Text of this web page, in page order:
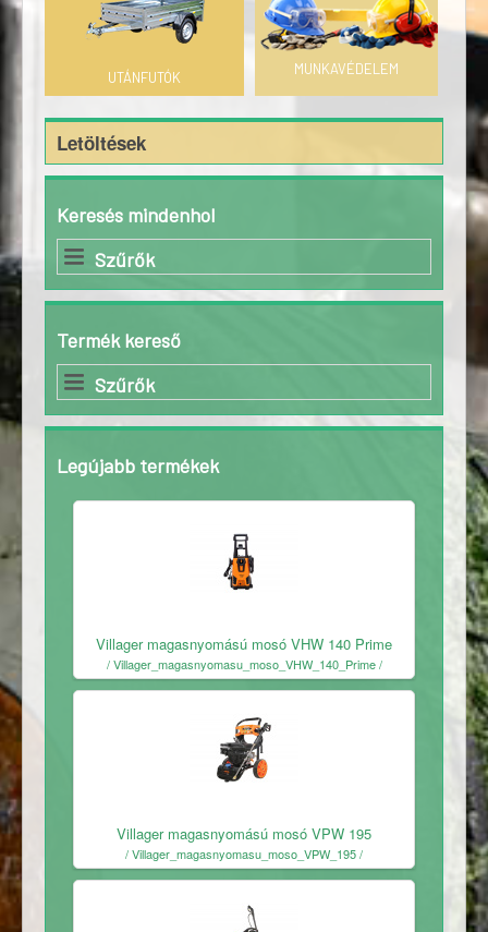
UTÁNFUTÓK
MUNKAVÉDELEM
Letöltések
Keresés mindenhol
Szűrők
Termék kereső
Szűrők
Legújabb termékek
Villager magasnyomású mosó VHW 140 Prime
/ Villager_magasnyomasu_moso_VHW_140_Prime /
Villager magasnyomású mosó VPW 195
/ Villager_magasnyomasu_moso_VPW_195 /